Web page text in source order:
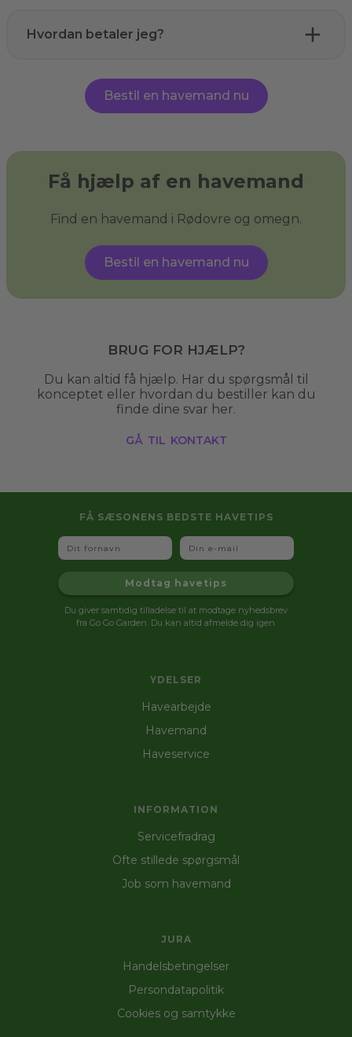
Hvordan betaler jeg?
Bestil en havemand nu
Få hjælp af en havemand
Find en havemand i Rødovre og omegn.
Bestil en havemand nu
Brug for hjælp?
Du kan altid få hjælp. Har du spørgsmål til
konceptet eller hvordan du bestiller kan du
finde dine svar her.
gå til kontakt
YDELSER
Havearbejde
Havemand
Haveservice
INFORMATION
Servicefradrag
Ofte stillede spørgsmål
Job som havemand
JURA
Handelsbetingelser
Persondatapolitik
Cookies og samtykke
FÅ SÆSONENS BEDSTE HAVETIPS
Fornavn Email
Modtag havetips
Du giver samtidig tilladelse til at modtage nyhedsbrev
fra Go Go Garden. Du kan altid afmelde dig igen.